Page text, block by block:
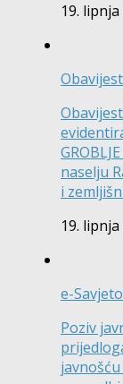
19. lipnja
naselju
i
19. lipnja
e-
Poziv